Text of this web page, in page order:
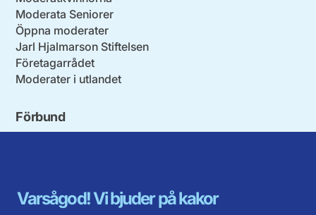
Varsågod! Vi bjuder på kakor
Moderata Seniorer
Öppna moderater
Jarl Hjalmarson Stiftelsen
Företagarrådet
Moderater i utlandet
Förbund
Gävleborg
Halland
Värmlands län
Västerbotten